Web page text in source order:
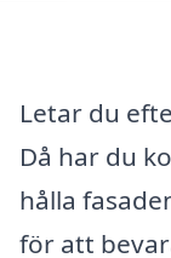
Letar du
Då har du
hålla
för att